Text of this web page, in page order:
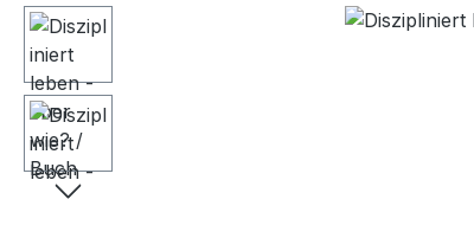
Bildergalerie überspringen